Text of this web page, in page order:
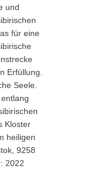
und
für eine
Erfüllung.
Seele.
Kloster
heiligen
9258
2022